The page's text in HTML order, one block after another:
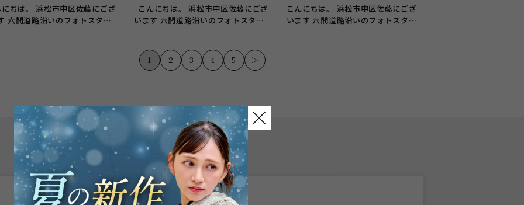
にちは。 浜松市中区佐藤にござ
六間道路沿いのフォトスタジ
こんにちは。 浜松市中区佐藤にござ
います 六間道路沿いのフォトスタジ
こんにちは。 浜松市中区佐藤にござ
います 六間道路沿いのフォトスタジ
1 2 3 4 5 ＞